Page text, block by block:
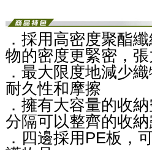
．採用高密度聚酯
物的密度更緊密，
．最大限度地減少
耐久性和摩擦
．擁有大容量的收
分隔可以整齊的收
．四邊採用PE板，